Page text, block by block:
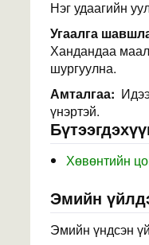
Нэг удаагийн
Угаалга
Хандандаа
шургуулна.
Амталгаа:
үнэртэй.
Хөвөнтийн
Эмийн
Эмийн үндсэн